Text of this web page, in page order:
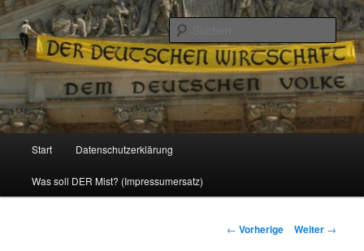
Reizzentrum
Politik, Wirtschaft, Soziales und Gesellschaft
Zum
Inhalt
Start Datenschutzerklärung
Was soll DER Mist? (Impressumersatz)
Beitrags-
← Vorherige Weiter →